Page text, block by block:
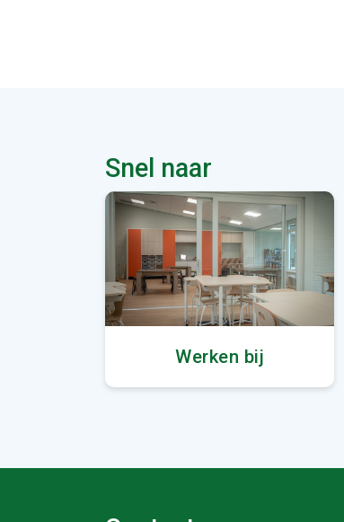
Snel naar
Werken bij